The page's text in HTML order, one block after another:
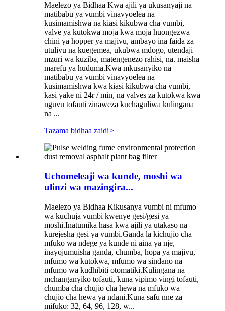
Maelezo ya Bidhaa Kwa ajili ya ukusanyaji na
matibabu ya vumbi vinavyoelea na
kusimamishwa na kiasi kikubwa cha vumbi,
valve ya kutokwa moja kwa moja huongezwa
chini ya hopper ya majivu, ambayo ina faida za
utulivu na kuegemea, ukubwa mdogo, utendaji
mzuri wa kuziba, matengenezo rahisi, na. maisha
marefu ya huduma.Kwa mkusanyiko na
matibabu ya vumbi vinavyoelea na
kusimamishwa kwa kiasi kikubwa cha vumbi,
kasi yake ni 24r / min, na valves za kutokwa kwa
nguvu tofauti zinaweza kuchaguliwa kulingana
na ...
Tazama bidhaa zaidi>
Uchomeleaji wa kunde, moshi wa
ulinzi wa mazingira...
Maelezo ya Bidhaa Kikusanya vumbi ni mfumo
wa kuchuja vumbi kwenye gesi/gesi ya
moshi.Inatumika hasa kwa ajili ya utakaso na
kurejesha gesi ya vumbi.Ganda la kichujio cha
mfuko wa ndege ya kunde ni aina ya nje,
inayojumuisha ganda, chumba, hopa ya majivu,
mfumo wa kutokwa, mfumo wa sindano na
mfumo wa kudhibiti otomatiki.Kulingana na
mchanganyiko tofauti, kuna vipimo vingi tofauti,
chumba cha chujio cha hewa na mfuko wa
chujio cha hewa ya ndani.Kuna safu nne za
mifuko: 32, 64, 96, 128, w...